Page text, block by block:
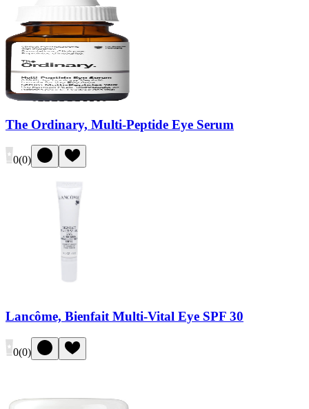
The Ordinary, Multi-Peptide Eye Serum
0(0)
Lancôme, Bienfait Multi-Vital Eye SPF 30
0(0)